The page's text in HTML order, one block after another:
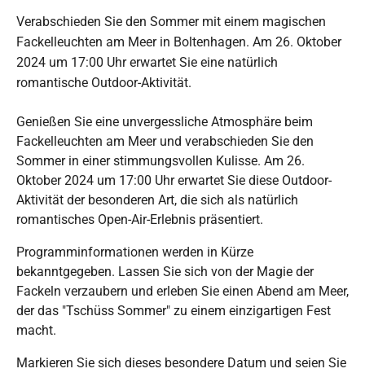
Verabschieden Sie den Sommer mit einem magischen
Fackelleuchten am Meer in Boltenhagen. Am 26. Oktober
2024 um 17:00 Uhr erwartet Sie eine natürlich
romantische Outdoor-Aktivität.
Genießen Sie eine unvergessliche Atmosphäre beim
Fackelleuchten am Meer und verabschieden Sie den
Sommer in einer stimmungsvollen Kulisse. Am 26.
Oktober 2024 um 17:00 Uhr erwartet Sie diese Outdoor-
Aktivität der besonderen Art, die sich als natürlich
romantisches Open-Air-Erlebnis präsentiert.
Programminformationen werden in Kürze
bekanntgegeben. Lassen Sie sich von der Magie der
Fackeln verzaubern und erleben Sie einen Abend am Meer,
der das "Tschüss Sommer" zu einem einzigartigen Fest
macht.
Markieren Sie sich dieses besondere Datum und seien Sie